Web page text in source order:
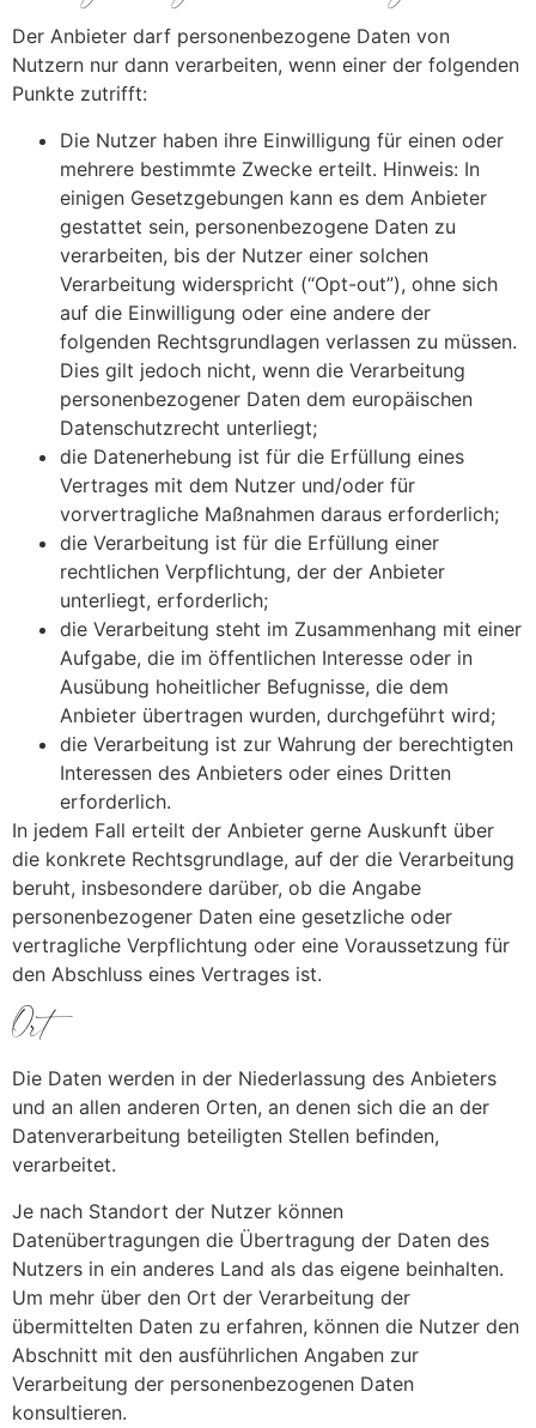
Der Anbieter darf personenbezogene Daten von
Nutzern nur dann verarbeiten, wenn einer der folgenden
Punkte zutrifft:
Die Nutzer haben ihre Einwilligung für einen oder
mehrere bestimmte Zwecke erteilt. Hinweis: In
einigen Gesetzgebungen kann es dem Anbieter
gestattet sein, personenbezogene Daten zu
verarbeiten, bis der Nutzer einer solchen
Verarbeitung widerspricht (“Opt-out”), ohne sich
auf die Einwilligung oder eine andere der
folgenden Rechtsgrundlagen verlassen zu müssen.
Dies gilt jedoch nicht, wenn die Verarbeitung
personenbezogener Daten dem europäischen
Datenschutzrecht unterliegt;
die Datenerhebung ist für die Erfüllung eines
Vertrages mit dem Nutzer und/oder für
vorvertragliche Maßnahmen daraus erforderlich;
die Verarbeitung ist für die Erfüllung einer
rechtlichen Verpflichtung, der der Anbieter
unterliegt, erforderlich;
die Verarbeitung steht im Zusammenhang mit einer
Aufgabe, die im öffentlichen Interesse oder in
Ausübung hoheitlicher Befugnisse, die dem
Anbieter übertragen wurden, durchgeführt wird;
die Verarbeitung ist zur Wahrung der berechtigten
Interessen des Anbieters oder eines Dritten
erforderlich.
In jedem Fall erteilt der Anbieter gerne Auskunft über
die konkrete Rechtsgrundlage, auf der die Verarbeitung
beruht, insbesondere darüber, ob die Angabe
personenbezogener Daten eine gesetzliche oder
vertragliche Verpflichtung oder eine Voraussetzung für
den Abschluss eines Vertrages ist.
Ort
Die Daten werden in der Niederlassung des Anbieters
und an allen anderen Orten, an denen sich die an der
Datenverarbeitung beteiligten Stellen befinden,
verarbeitet.
Je nach Standort der Nutzer können
Datenübertragungen die Übertragung der Daten des
Nutzers in ein anderes Land als das eigene beinhalten.
Um mehr über den Ort der Verarbeitung der
übermittelten Daten zu erfahren, können die Nutzer den
Abschnitt mit den ausführlichen Angaben zur
Verarbeitung der personenbezogenen Daten
konsultieren.